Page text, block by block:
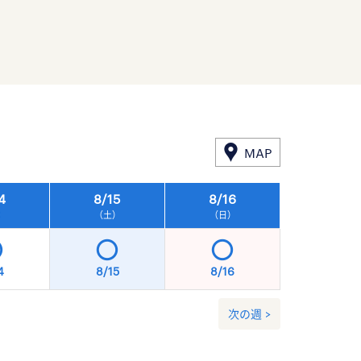
MAP
8/15
（土）
8/16
（日）
8/15 8/16
次の週 >